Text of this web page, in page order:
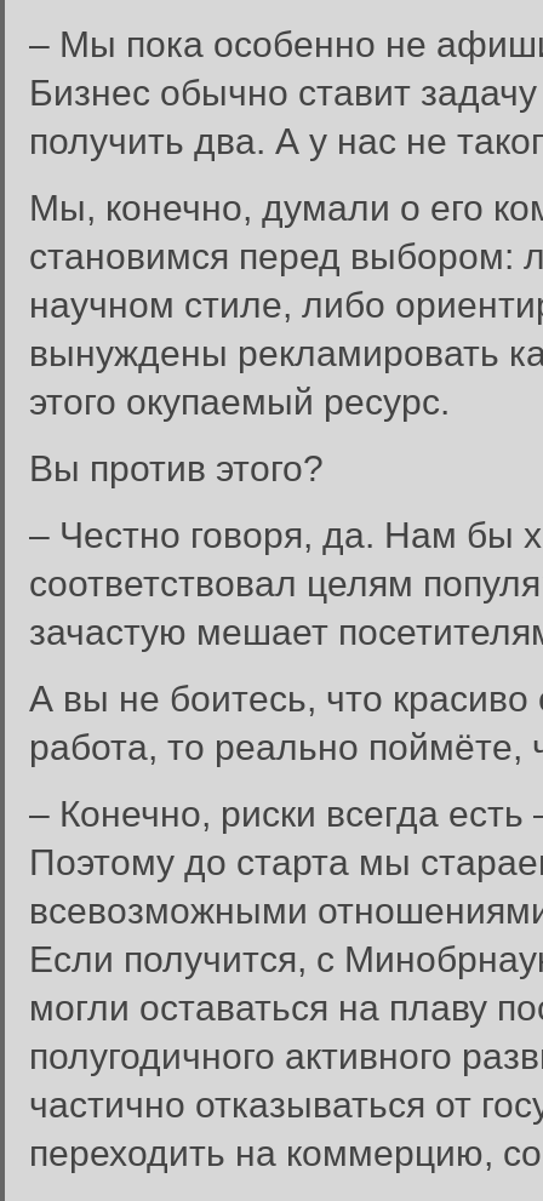
– Мы пока особенно не
Бизнес обычно ставит
получить два. А у нас не
Мы, конечно, думали о его
становимся перед выбором:
научном стиле, либо
вынуждены рекламировать
этого окупаемый ресурс.
Вы против этого?
– Честно говоря, да. Нам бы
соответствовал целям
зачастую мешает
А вы не боитесь, что красиво
работа, то реально поймёте,
– Конечно, риски всегда
Поэтому до старта мы
всевозможными
Если получится, с
могли оставаться на плаву
полугодичного активного
частично отказываться от
переходить на коммерцию,